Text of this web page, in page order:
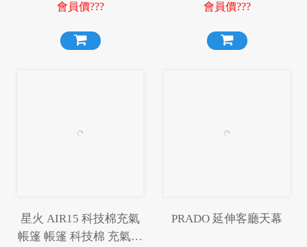
會員價??? 會員價???
星火 AIR15 科技棉充氣
帳篷 帳篷 科技棉 充氣帳
PRADO 延伸客廳天幕